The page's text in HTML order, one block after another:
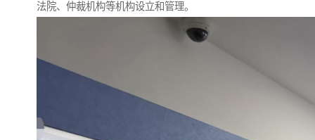
法院、仲裁机构等机构设立和管理。